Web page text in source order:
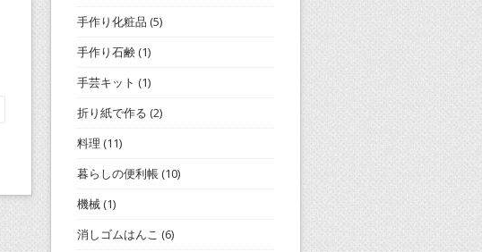
手作り化粧品 (5)
手作り石鹸(1)
手芸キット (1)
折り紙で作る (2)
料理 (11)
暮らしの便利帳(10)
機械(1)
消しゴムはんこ (6)